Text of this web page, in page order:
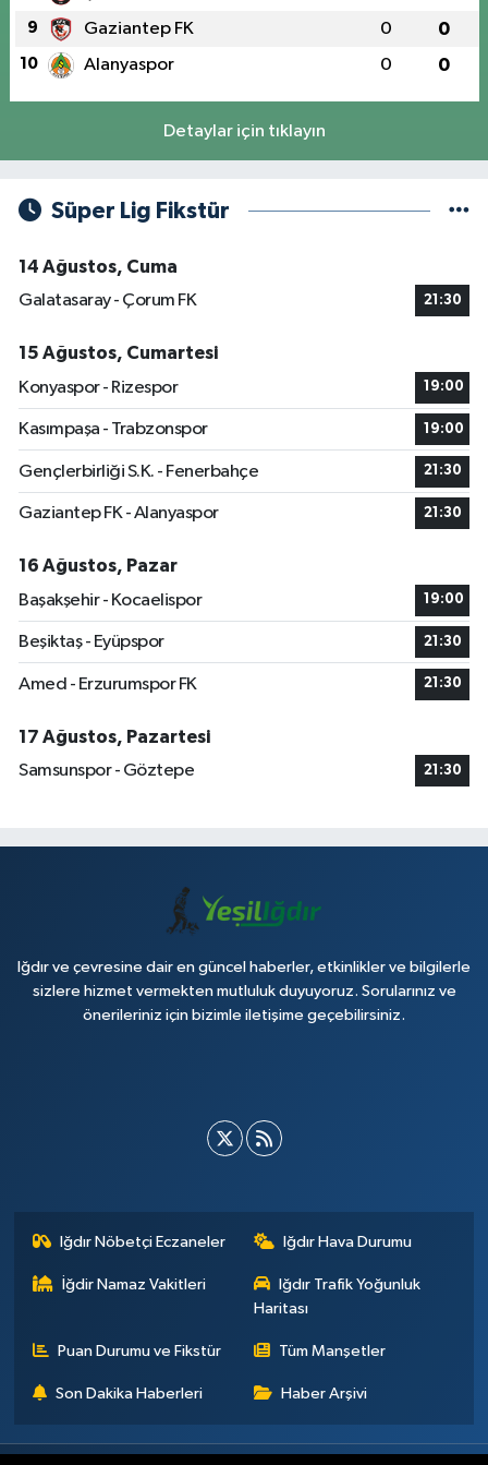
9 Gaziantep FK 0 0
10 Alanyaspor 0 0
Detaylar için tıklayın
Süper Lig Fikstür
14 Ağustos, Cuma
Galatasaray - Çorum FK
21:30
15 Ağustos, Cumartesi
Konyaspor - Rizespor
19:00
Kasımpaşa - Trabzonspor 19:00
Gençlerbirliği S.K. - Fenerbahçe 21:30
Gaziantep FK - Alanyaspor 21:30
16 Ağustos, Pazar
Başakşehir - Kocaelispor
19:00
Beşiktaş - Eyüpspor 21:30
Amed - Erzurumspor FK 21:30
17 Ağustos, Pazartesi
Samsunspor - Göztepe
21:30
Iğdır ve çevresine dair en güncel haberler, etkinlikler ve bilgilerle
sizlere hizmet vermekten mutluluk duyuyoruz. Sorularınız ve
önerileriniz için bizimle iletişime geçebilirsiniz.
Iğdır Nöbetçi Eczaneler Iğdır Hava Durumu
İğdir Namaz Vakitleri
Iğdır Trafik Yoğunluk
Haritası
Puan Durumu ve Fikstür Tüm Manşetler
Son Dakika Haberleri Haber Arşivi